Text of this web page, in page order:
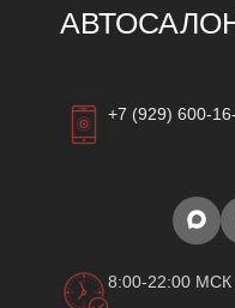
+7 (929) 600-
8:00-22:00 МСК